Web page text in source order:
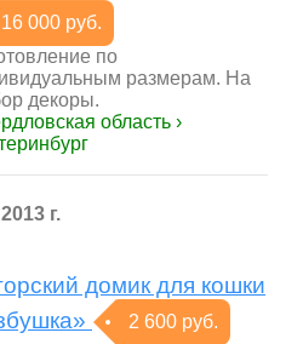
16 000 руб.
по
размерам. На
декоры.
область ›
г.
домик для кошки
2 600 руб.